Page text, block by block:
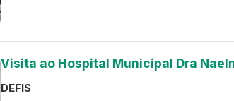
Visita ao Hospital Municipal Dra
DEFIS